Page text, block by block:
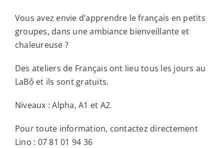
Vous avez envie d’apprendre le français en petits
groupes, dans une ambiance bienveillante et
chaleureuse ?
Des ateliers de Français ont lieu tous les jours au
LaBô et ils sont gratuits.
Niveaux : Alpha, A1 et A2.
Pour toute information, contactez directement
Lino : 07 81 01 94 36